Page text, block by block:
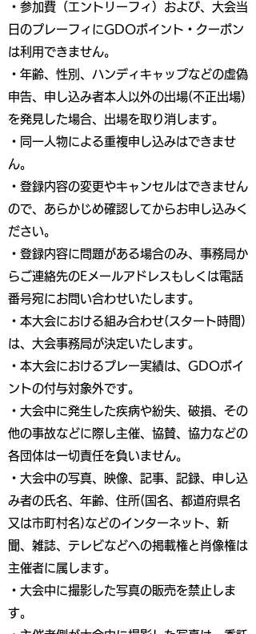
・参加費（エントリーフィ）および、大会当
日のプレーフィにGDOポイント・クーポン
は利用できません。
・年齢、性別、ハンディキャップなどの虚偽
申告、申し込み者本人以外の出場(不正出場)
を発見した場合、出場を取り消します。
・同一人物による重複申し込みはできませ
ん。
・登録内容の変更やキャンセルはできません
ので、あらかじめ確認してからお申し込みく
ださい。
・登録内容に問題がある場合のみ、事務局か
らご連絡先のEメールアドレスもしくは電話
番号宛にお問い合わせいたします。
・本大会における組み合わせ(スタート時間)
は、大会事務局が決定いたします。
・本大会におけるプレー実績は、GDOポイ
ントの付与対象外です。
・大会中に発生した疾病や紛失、破損、その
他の事故などに際し主催、協賛、協力などの
各団体は一切責任を負いません。
・大会中の写真、映像、記事、記録、申し込
み者の氏名、年齢、住所(国名、都道府県名
又は市町村名)などのインターネット、新
聞、雑誌、テレビなどへの掲載権と肖像権は
主催者に属します。
・大会中に撮影した写真の販売を禁止しま
す。